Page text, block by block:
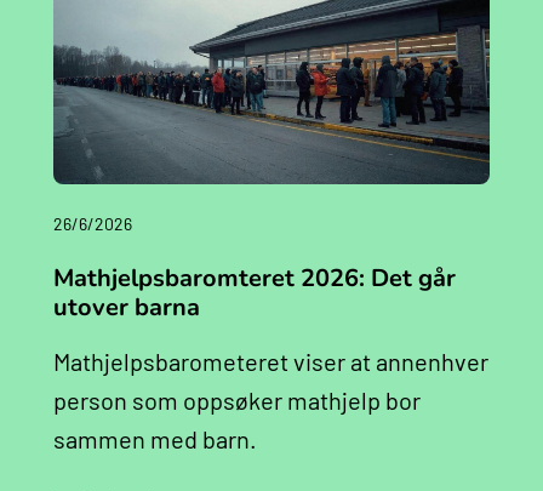
26/6/2026
Mathjelpsbaromteret 2026: Det går
utover barna
Mathjelpsbarometeret viser at annenhver
person som oppsøker mathjelp bor
sammen med barn.